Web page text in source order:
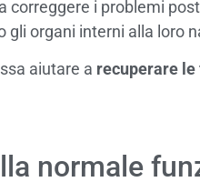
correggere i problemi
organi interni alla loro
aiutare a recuperare
normale